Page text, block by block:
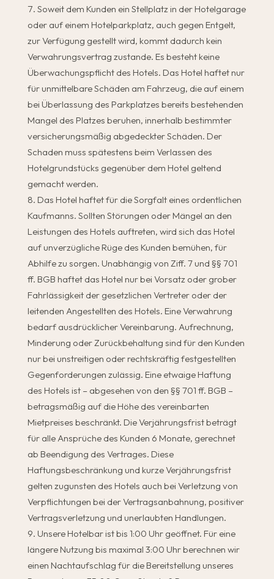
Soweit dem Kunden ein Stellplatz in der Hotelgarage
oder auf einem Hotelparkplatz, auch gegen Entgelt,
zur Verfügung gestellt wird, kommt dadurch kein
Verwahrungsvertrag zustande. Es besteht keine
Überwachungspflicht des Hotels. Das Hotel haftet nur
für unmittelbare Schäden am Fahrzeug, die auf einem
bei Überlassung des Parkplatzes bereits bestehenden
Mangel des Platzes beruhen, innerhalb bestimmter
versicherungsmäßig abgedeckter Schäden. Der
Schaden muss spätestens beim Verlassen des
Hotelgrundstücks gegenüber dem Hotel geltend
gemacht werden.
Das Hotel haftet für die Sorgfalt eines ordentlichen
Kaufmanns. Sollten Störungen oder Mängel an den
Leistungen des Hotels auftreten, wird sich das Hotel
auf unverzügliche Rüge des Kunden bemühen, für
Abhilfe zu sorgen. Unabhängig von Ziff. 7 und §§ 701
ff. BGB haftet das Hotel nur bei Vorsatz oder grober
Fahrlässigkeit der gesetzlichen Vertreter oder der
leitenden Angestellten des Hotels. Eine Verwahrung
bedarf ausdrücklicher Vereinbarung. Aufrechnung,
Minderung oder Zurückbehaltung sind für den Kunden
nur bei unstreitigen oder rechtskräftig festgestellten
Gegenforderungen zulässig. Eine etwaige Haftung
des Hotels ist – abgesehen von den §§ 701 ff. BGB –
betragsmäßig auf die Höhe des vereinbarten
Mietpreises beschränkt. Die Verjährungsfrist beträgt
für alle Ansprüche des Kunden 6 Monate, gerechnet
ab Beendigung des Vertrages. Diese
Haftungsbeschränkung und kurze Verjährungsfrist
gelten zugunsten des Hotels auch bei Verletzung von
Verpflichtungen bei der Vertragsanbahnung, positiver
Vertragsverletzung und unerlaubten Handlungen.
Unsere Hotelbar ist bis 1:00 Uhr geöffnet. Für eine
längere Nutzung bis maximal 3:00 Uhr berechnen wir
einen Nachtaufschlag für die Bereitstellung unseres